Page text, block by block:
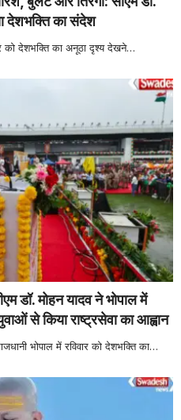
देशभक्ति का संदेश
देशभक्ति का अनूठा दृश्य देखने…
मोहन यादव ने भोपाल में
से किया राष्ट्रसेवा का आह्वान
भोपाल में रविवार को देशभक्ति का…